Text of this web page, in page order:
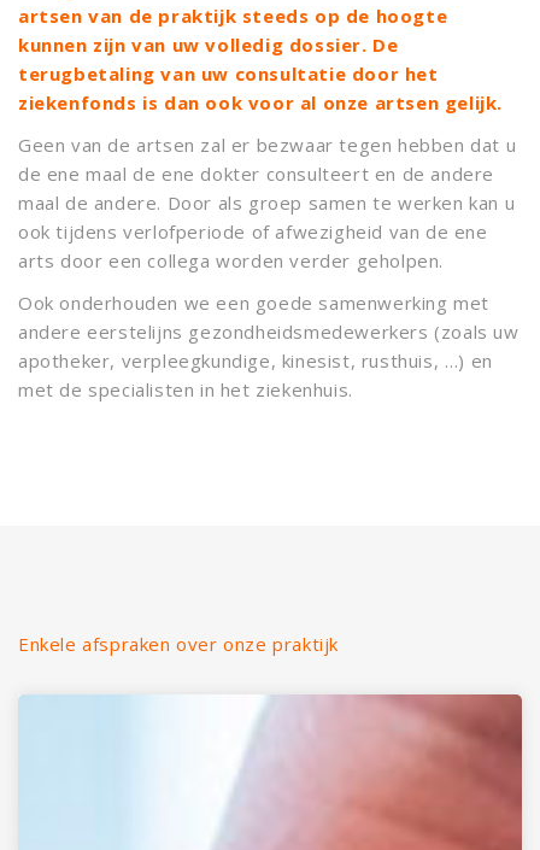
artsen van de praktijk steeds op de hoogte
kunnen zijn van uw volledig dossier. De
terugbetaling van uw consultatie door het
ziekenfonds is dan ook voor al onze artsen gelijk.
Geen van de artsen zal er bezwaar tegen hebben dat u
de ene maal de ene dokter consulteert en de andere
maal de andere. Door als groep samen te werken kan u
ook tijdens verlofperiode of afwezigheid van de ene
arts door een collega worden verder geholpen.
Ook onderhouden we een goede samenwerking met
andere eerstelijns gezondheidsmedewerkers (zoals uw
apotheker, verpleegkundige, kinesist, rusthuis, …) en
met de specialisten in het ziekenhuis.
Enkele afspraken over onze praktijk